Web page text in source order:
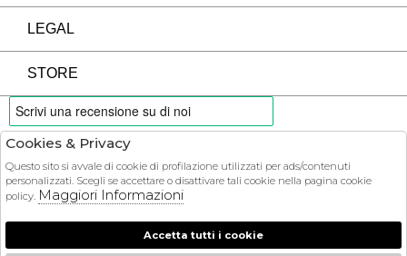
LEGAL
STORE
PAYMENTS
COURIER
Cookies & Privacy
Questo sito si avvale di cookie di profilazione utilizzati per ads/contenuti
personalizzati. Scegli se accettare o disattivare tali cookie nella pagina cookie
policy. Maggiori Informazioni
Accetta tutti i cookie